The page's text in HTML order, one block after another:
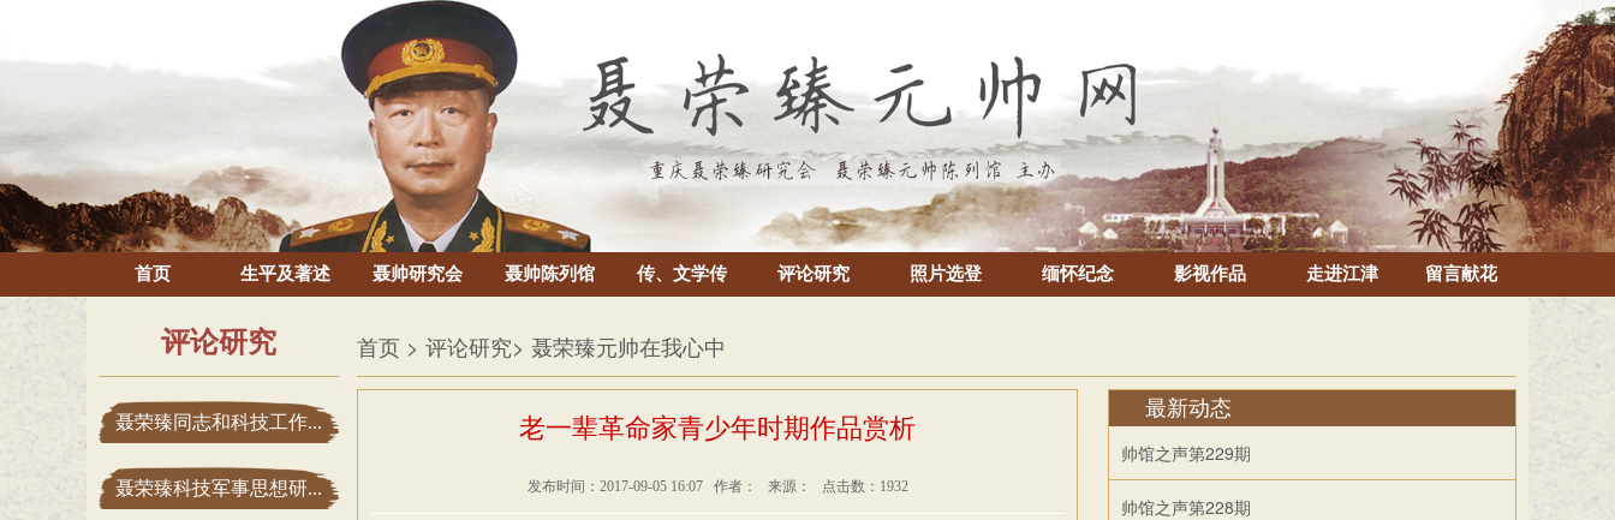
首页 生平及著述 聂帅研究会 聂帅陈列馆 传、文学传 评论研究 照片选登 缅怀纪念 影视作品 走进江津 留言献花
评论研究
聂荣臻同志和科技工作...
聂荣臻科技军事思想研...
首页 > 评论研究> 聂荣臻元帅在我心中
老一辈革命家青少年时期作品赏析
发布时间：2017-09-05 16:07 作者： 来源： 点击数：1932
最新动态
帅馆之声第229期
帅馆之声第228期